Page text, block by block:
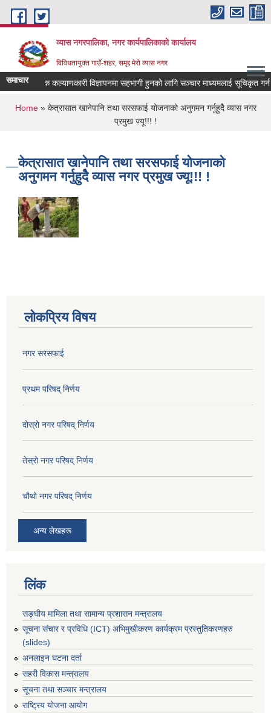
Skip to main content
व्यास नगरपालिका, नगर कार्यपालिकाको कार्यालय
विविधतायुक्त गाउँ-शहर, समृद्द मेरो व्यास नगर
समाचारलोक कल्याणकारी विज्ञापनमा सहभागी हुनको लागि सञ्चार माध्यमलाई सूचिकृत गर्न
You are here
Home» केत्रासात खानेपानि तथा सरसफाई योजनाको अनुगमन गर्नुहुदेै व्यास नगर
प्रमुख ज्यू!!! !
केत्रासात खानेपानि तथा सरसफाई योजनाको
अनुगमन गर्नुहुदेै व्यास नगर प्रमुख ज्यू!!! !
लोकप्रिय विषय
नगर सरसफाई
प्रथम परिषद् निर्णय
दोस्रो नगर परिषद् निर्णय
तेस्रो नगर परिषद् निर्णय
चौथो नगर परिषद् निर्णय
अन्य लेखहरू
लिंक
सङ्घीय मामिला तथा सामान्य प्रशासन मन्त्रालय
सूचना संचार र प्रविधि (ICT) अभिमुखीकरण कार्यक्रम प्रस्तुतिकरणहरु
(slides)
अनलाइन घटना दर्ता
सहरी विकास मन्त्रालय
सूचना तथा सञ्चार मन्त्रालय
राष्ट्रिय योजना आयोग